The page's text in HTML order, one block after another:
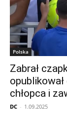
Polska
Zabrał
chłopca i
DC - 1.09.2025